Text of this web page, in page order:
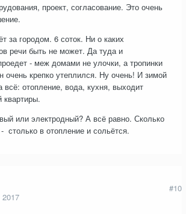
проект, согласование. Это очень
за городом. 6 соток. Ни о каких
речи быть не может. Да туда и
- меж домами не улочки, а тропинки
очень крепко утеплился. Ну очень! И зимой
всё: отопление, вода, кухня, выходит
квартиры.
или электродный? А всё равно. Сколько
столько в отопление и сольётся.
2017
#10